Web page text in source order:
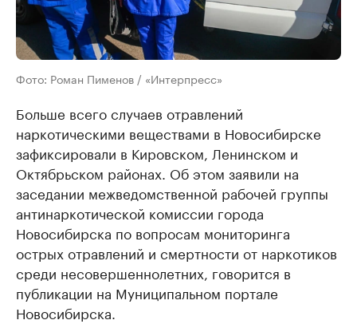
Фото: Роман Пименов / «Интерпресс»
Больше всего случаев отравлений
наркотическими веществами в Новосибирске
зафиксировали в Кировском, Ленинском и
Октябрьском районах. Об этом заявили на
заседании межведомственной рабочей группы
антинаркотической комиссии города
Новосибирска по вопросам мониторинга
острых отравлений и смертности от наркотиков
среди несовершеннолетних, говорится в
публикации на Муниципальном портале
Новосибирска.